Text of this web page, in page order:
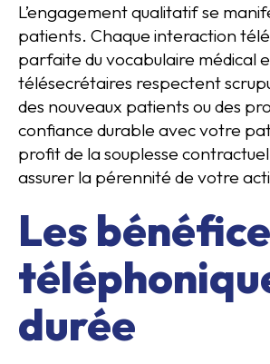
L’engagement qualitatif se
patients. Chaque interaction
parfaite du vocabulaire médical
télésecrétaires respectent
des nouveaux patients ou des
confiance durable avec votre
profit de la souplesse
assurer la pérennité de votre
Les
durée